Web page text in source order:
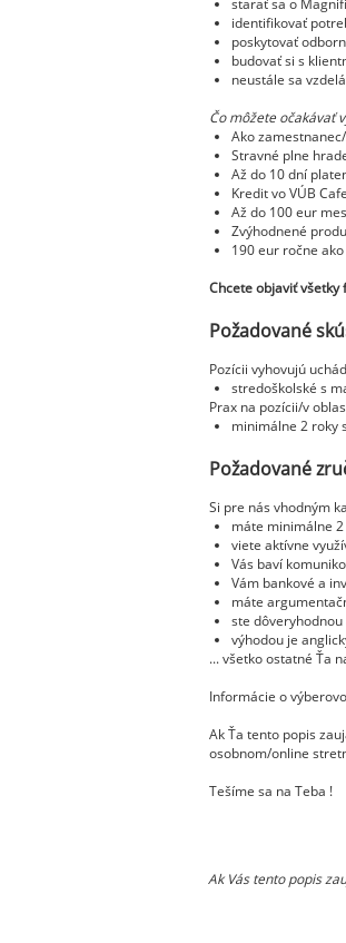
identifikovať
poskytovať
budovať si s
neustále sa
Čo môžete očakávať
Ako
Stravné plne
Až do 10 dní
Kredit vo VÚB
Až do 100 eur
Zvýhodnené
190 eur ročne
Chcete objaviť všetky
Požadované
Pozícii vyhovujú
stredoškolské s
Prax na pozícii/v
minimálne 2 roky
Požadované
Si pre nás vhodným
máte minimálne
viete aktívne
Vás baví
Vám bankové a
máte
ste
výhodou je
... všetko ostatné Ťa
Informácie o
Ak Ťa tento popis
osobnom/online
Tešíme sa na Teba !
Ak Vás tento popis